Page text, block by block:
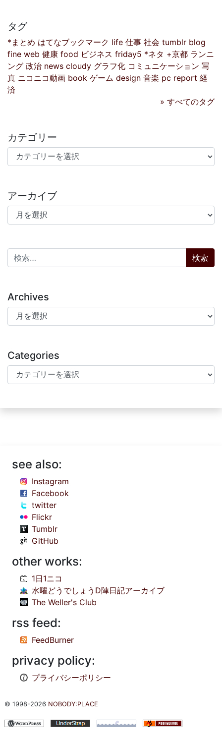
タグ
*まとめ はてなブックマーク life 仕事 社会 tumblr blog
fine web 健康 food ビジネス friday5 *ネタ +京都 ランニ
ング 政治 news cloudy グラフ化 コミュニケーション 写
真 ニコニコ動画 book ゲーム design 音楽 pc report 経
済
» すべてのタグ
カテゴリー
カテゴリー
アーカイブ
アーカイブ
検索:
Archives
Archives
Categories
Categories
see also:
Instagram
Facebook
twitter
Flickr
Tumblr
GitHub
other works:
1日1ニコ
水曜どうでしょうD陣日記アーカイブ
The Weller's Club
rss feed:
FeedBurner
privacy policy:
プライバシーポリシー
© 1998-2026 NOBODY:PLACE